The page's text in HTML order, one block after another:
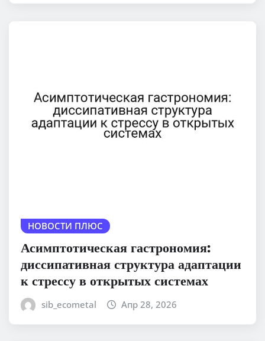
НОВОСТИ ПЛЮС
Асимптотическая гастрономия:
диссипативная структура адаптации
к стрессу в открытых системах
sib_ecometal Апр 28, 2026